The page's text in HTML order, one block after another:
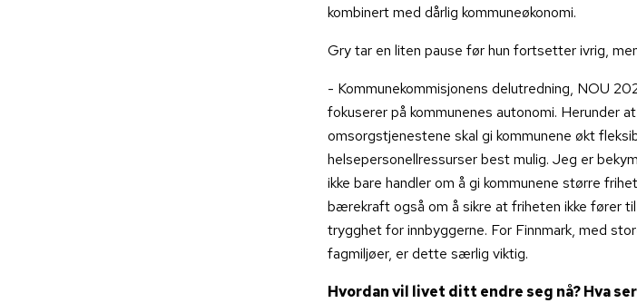
kombinert med dårlig kommuneøkonomi.
Gry tar en liten pause før hun fortsetter ivrig,
- Kommunekommisjonens delutredning, NOU
fokuserer på kommunenes autonomi. Herunder
omsorgstjenestene skal gi kommunene økt
helsepersonellressurser best mulig. Jeg er
ikke bare handler om å gi kommunene større
bærekraft også om å sikre at friheten ikke fører
trygghet for innbyggerne. For Finnmark, med
fagmiljøer, er dette særlig viktig.
Hvordan vil livet ditt endre seg nå? Hva